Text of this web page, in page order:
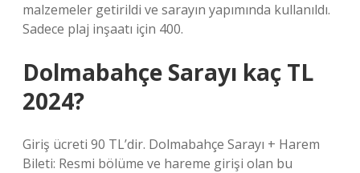
malzemeler getirildi ve sarayın yapımında kullanıldı.
Sadece plaj inşaatı için 400.
Dolmabahçe Sarayı kaç TL
2024?
Giriş ücreti 90 TL’dir. Dolmabahçe Sarayı + Harem
Bileti: Resmi bölüme ve hareme girişi olan bu